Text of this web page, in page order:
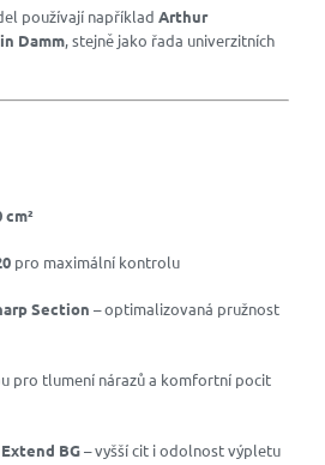
používají například Arthur
Damm, stejně jako řada univerzitních
cm²
pro maximální kontrolu
Section – optimalizovaná pružnost
pro tlumení nárazů a komfortní pocit
Extend BG– vyšší cit i odolnost výpletu